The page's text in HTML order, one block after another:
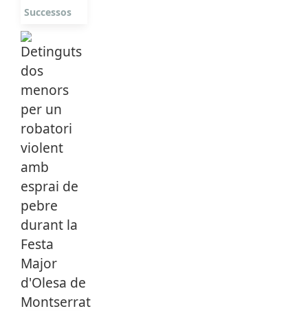
Successos